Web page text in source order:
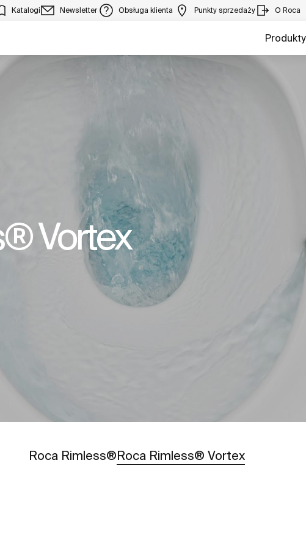
Katalogi Newsletter Obsługa klienta Punkty sprzedaży O Roca
Produkty
Vortex
Zobacz
Roca Rimless®Roca Rimless® Vortex